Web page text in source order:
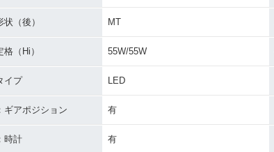
（後） MT
（Hi） 55W/55W
イプ LED
ギアポジション 有
時計 有